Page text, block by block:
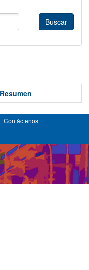
Resumen
Contáctenos